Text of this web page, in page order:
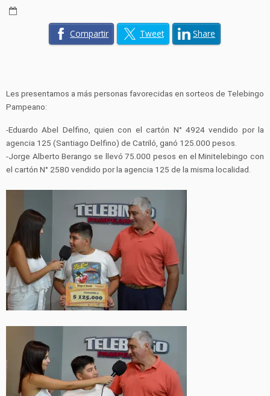
Compartir Tweet Share
Les presentamos a más personas favorecidas en sorteos de Telebingo
Pampeano:
-Eduardo Abel Delfino, quien con el cartón N° 4924 vendido por la
agencia 125 (Santiago Delfino) de Catriló, ganó 125.000 pesos.
-Jorge Alberto Berango se llevó 75.000 pesos en el Minitelebingo con
el cartón N° 2580 vendido por la agencia 125 de la misma localidad.